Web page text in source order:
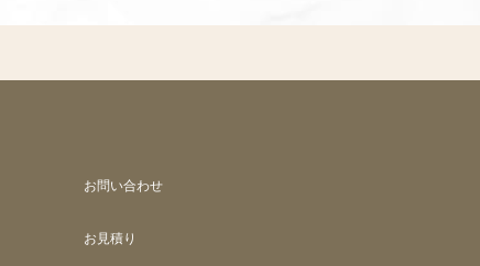
お問い合わせ
お見積り